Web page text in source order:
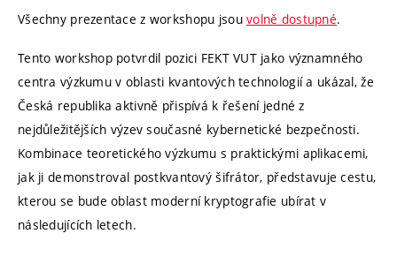
Všechny prezentace z workshopu jsouvolně dostupné.
Tento workshop potvrdil pozici FEKT VUT jako významného
centra výzkumu v oblasti kvantových technologií a ukázal, že
Česká republika aktivně přispívá k řešení jedné z
nejdůležitějších výzev současné kybernetické bezpečnosti.
Kombinace teoretického výzkumu s praktickými aplikacemi,
jak ji demonstroval postkvantový šifrátor, představuje cestu,
kterou se bude oblast moderní kryptografie ubírat v
následujících letech.